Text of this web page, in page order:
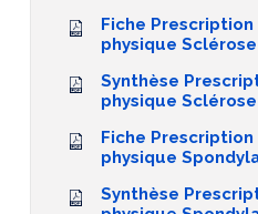
Fiche
physique
Synthèse
physique
Fiche
physique
Synthèse